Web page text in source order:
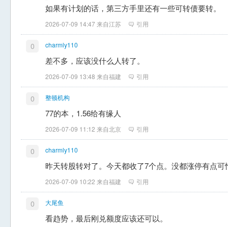
如果有计划的话，第三方手里还有一些可转债要转。
2026-07-09 14:47 来自江苏 引用
0 charmly110
差不多，应该没什么人转了。
2026-07-09 13:48 来自福建 引用
0 整顿机构
77的本，1.56给有缘人
2026-07-09 11:12 来自北京 引用
0 charmly110
昨天转股转对了。今天都收了7个点。没都涨停有点可
2026-07-09 10:22 来自福建 引用
0 大尾鱼
看趋势，最后刚兑额度应该还可以。